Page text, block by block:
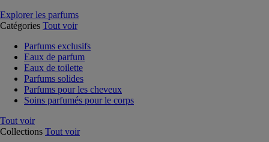
Explorer les parfums
Catégories Tout voir
Parfums exclusifs
Eaux de parfum
Eaux de toilette
Parfums solides
Parfums pour les cheveux
Soins parfumés pour le corps
Tout voir
Collections Tout voir